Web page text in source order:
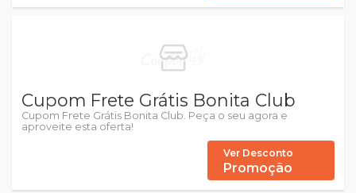
Cupom Frete Grátis Bonita Club
Cupom Frete Grátis Bonita Club. Peça o seu agora e
aproveite esta oferta!
Ver Desconto
Promoção